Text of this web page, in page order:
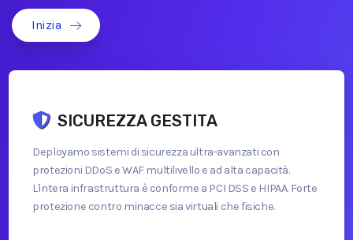
Inizia
SICUREZZA GESTITA
Deployamo sistemi di sicurezza ultra-avanzati con
protezioni DDoS e WAF multilivello e ad alta capacità.
L'intera infrastruttura è conforme a PCI DSS e HIPAA. Forte
protezione contro minacce sia virtuali che fisiche.